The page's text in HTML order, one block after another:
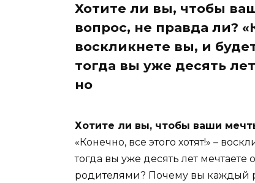
Хотите ли вы, чтобы
вопрос, не правда ли?
воскликнете вы, и
тогда вы уже десять
но
Хотите ли вы, чтобы ваши
«Конечно, все этого хотят!» –
тогда вы уже десять лет
родителями? Почему вы каждый